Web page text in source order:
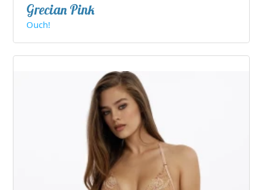
Grecian Pink
Ouch!